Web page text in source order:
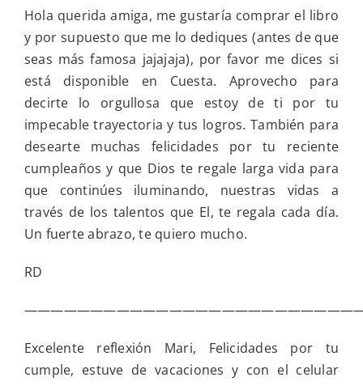
Hola querida amiga, me gustaría comprar el libro
y por supuesto que me lo dediques (antes de que
seas más famosa jajajaja), por favor me dices si
está disponible en Cuesta. Aprovecho para
decirte lo orgullosa que estoy de ti por tu
impecable trayectoria y tus logros. También para
desearte muchas felicidades por tu reciente
cumpleaños y que Dios te regale larga vida para
que continúes iluminando, nuestras vidas a
través de los talentos que El, te regala cada día.
Un fuerte abrazo, te quiero mucho.
RD
Excelente reflexión Mari, Felicidades por tu
cumple, estuve de vacaciones y con el celular